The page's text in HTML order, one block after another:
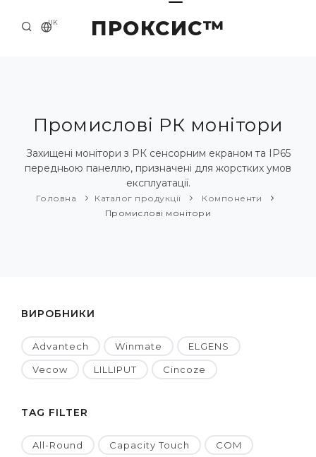
ПРОКСИС™
UK
ПРО НАС
ПРИКЛАДИ ТА РІШЕННЯ
КАТАЛОГ ПРОДУКЦІЇ
Промислові РК монітори
Захищені монітори з РК сенсорним екраном та IP65
передньою панеллю, призначені для жорстких умов
експлуатації.
Головна Каталог продукції
Компоненти
Промислові монітори
ВИРОБНИКИ
Advantech Winmate ELGENS
Vecow LILLIPUT Cincoze
TAG FILTER
All-Round Capacity Touch COM